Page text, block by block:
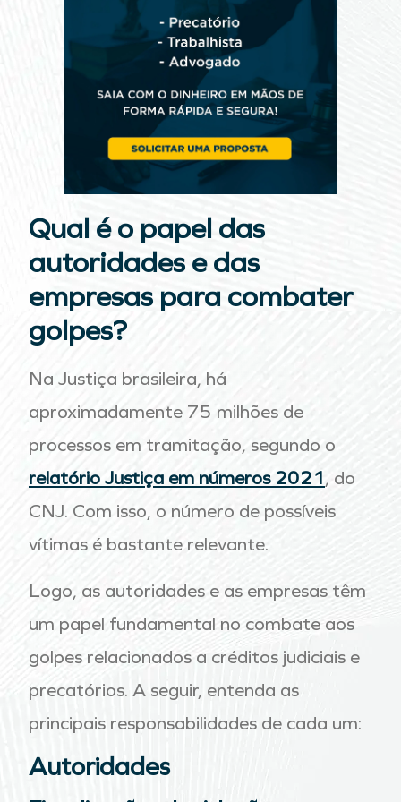
Qual é o papel das
autoridades e das
empresas para combater
golpes?
Na Justiça brasileira, há
aproximadamente 75 milhões de
processos em tramitação, segundo o
relatório Justiça em números 2021, do
CNJ. Com isso, o número de possíveis
vítimas é bastante relevante.
Logo, as autoridades e as empresas têm
um papel fundamental no combate aos
golpes relacionados a créditos judiciais e
precatórios. A seguir, entenda as
principais responsabilidades de cada um:
Autoridades